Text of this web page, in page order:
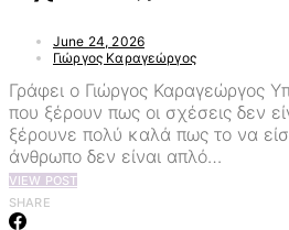
June 24, 2026
Γιώργος Καραγεώργος
Γράφει ο Γιώργος Καραγεώργος
που ξέρουν πως οι σχέσεις δεν
ξέρουνε πολύ καλά πως το να
άνθρωπο δεν είναι απλό…
VIEW POST
SHARE